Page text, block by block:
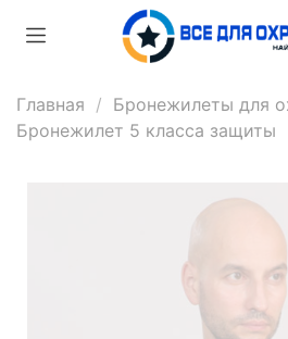
Главная
Бронежилеты для
Бронежилет 5 класса защиты